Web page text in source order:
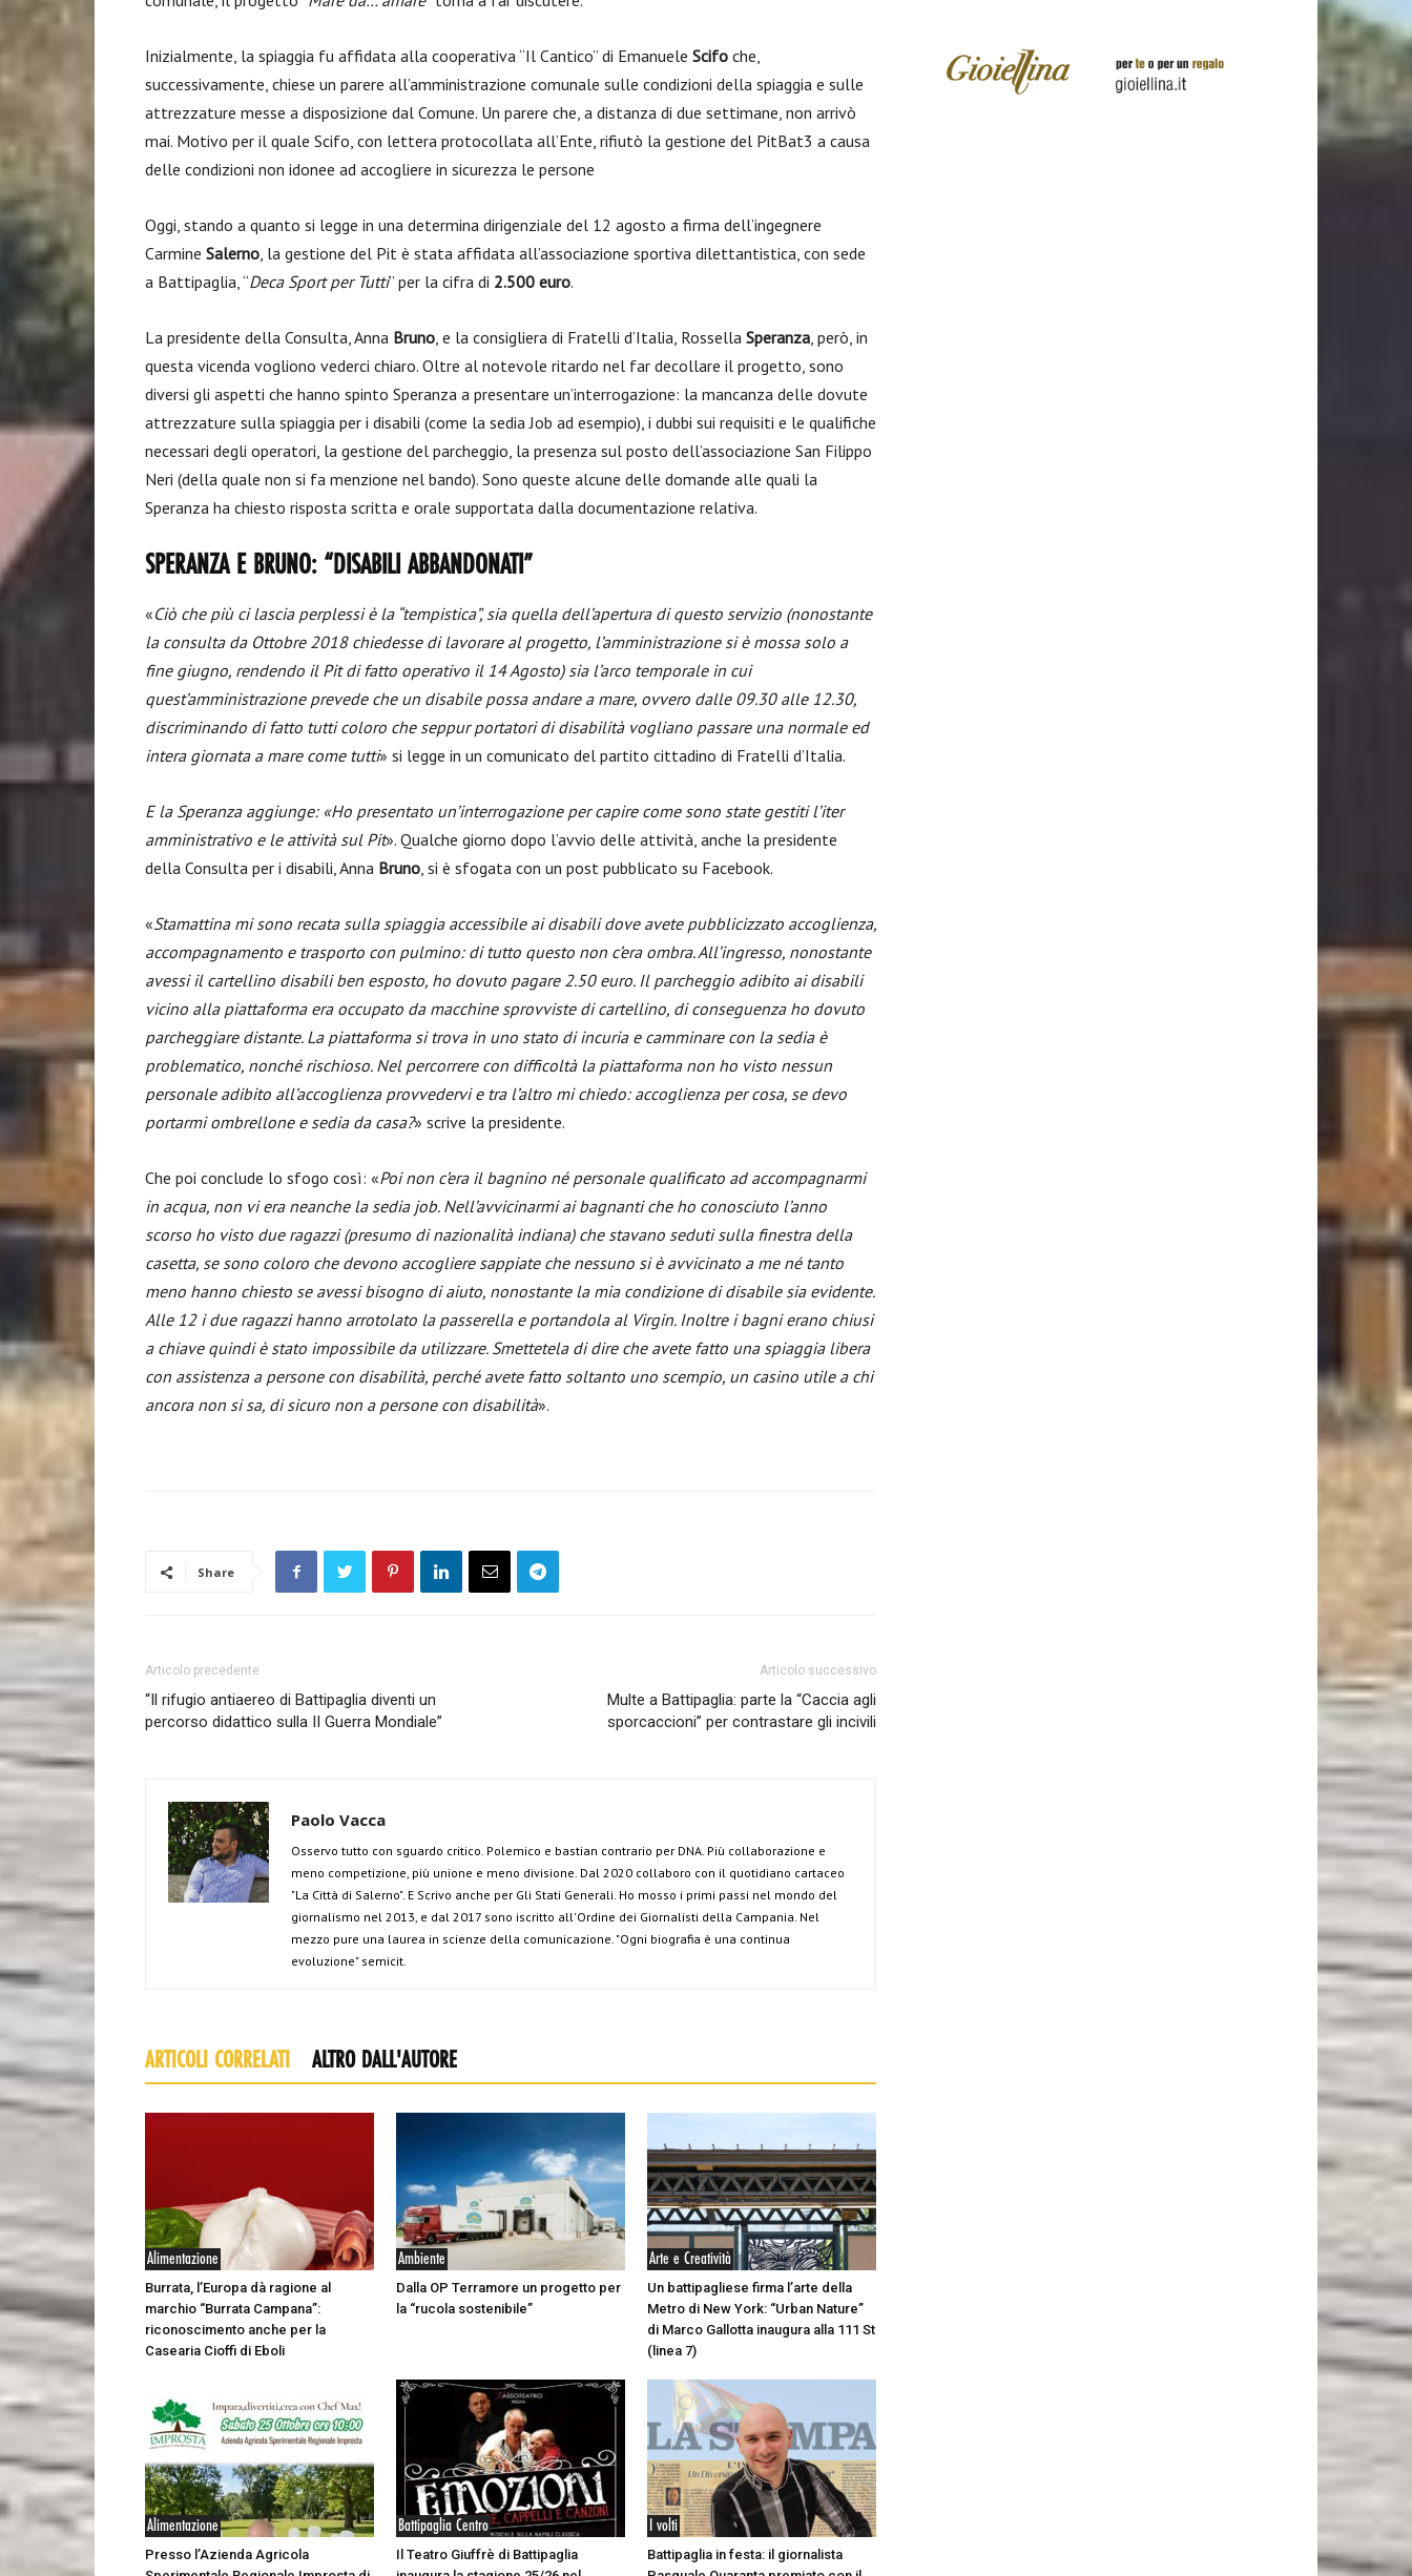
Inizialmente, la spiaggia fu affidata alla cooperativa “Il Cantico” di Emanuele Scifo che,
successivamente, chiese un parere all’amministrazione comunale sulle condizioni della spiaggia e sulle
attrezzature messe a disposizione dal Comune. Un parere che, a distanza di due settimane, non arrivò
mai. Motivo per il quale Scifo, con lettera protocollata all’Ente, rifiutò la gestione del PitBat3 a causa
delle condizioni non idonee ad accogliere in sicurezza le persone
Oggi, stando a quanto si legge in una determina dirigenziale del 12 agosto a firma dell’ingegnere
Carmine Salerno, la gestione del Pit è stata affidata all’associazione sportiva dilettantistica, con sede
a Battipaglia, “Deca Sport per Tutti” per la cifra di 2.500 euro.
La presidente della Consulta, Anna Bruno, e la consigliera di Fratelli d’Italia, Rossella Speranza, però, in
questa vicenda vogliono vederci chiaro. Oltre al notevole ritardo nel far decollare il progetto, sono
diversi gli aspetti che hanno spinto Speranza a presentare un’interrogazione: la mancanza delle dovute
attrezzature sulla spiaggia per i disabili (come la sedia Job ad esempio), i dubbi sui requisiti e le qualifiche
necessari degli operatori, la gestione del parcheggio, la presenza sul posto dell’associazione San Filippo
Neri (della quale non si fa menzione nel bando). Sono queste alcune delle domande alle quali la
Speranza ha chiesto risposta scritta e orale supportata dalla documentazione relativa.
SPERANZA E BRUNO: “DISABILI ABBANDONATI”
«Ciò che più ci lascia perplessi è la “tempistica”, sia quella dell’apertura di questo servizio (nonostante
la consulta da Ottobre 2018 chiedesse di lavorare al progetto, l’amministrazione si è mossa solo a
fine giugno, rendendo il Pit di fatto operativo il 14 Agosto) sia l’arco temporale in cui
quest’amministrazione prevede che un disabile possa andare a mare, ovvero dalle 09.30 alle 12.30,
discriminando di fatto tutti coloro che seppur portatori di disabilità vogliano passare una normale ed
intera giornata a mare come tutti» si legge in un comunicato del partito cittadino di Fratelli d’Italia.
E la Speranza aggiunge: «Ho presentato un’interrogazione per capire come sono state gestiti l’iter
amministrativo e le attività sul Pit». Qualche giorno dopo l’avvio delle attività, anche la presidente
della Consulta per i disabili, Anna Bruno, si è sfogata con un post pubblicato su Facebook.
«Stamattina mi sono recata sulla spiaggia accessibile ai disabili dove avete pubblicizzato accoglienza,
accompagnamento e trasporto con pulmino: di tutto questo non c’era ombra. All’ingresso, nonostante
avessi il cartellino disabili ben esposto, ho dovuto pagare 2.50 euro. Il parcheggio adibito ai disabili
vicino alla piattaforma era occupato da macchine sprovviste di cartellino, di conseguenza ho dovuto
parcheggiare distante. La piattaforma si trova in uno stato diincuria e camminare con la sedia è
problematico, nonché rischioso. Nel percorrere con difficoltà la piattaforma non ho visto nessun
personale adibito all’accoglienza provvedervi e tra l’altro mi chiedo: accoglienza per cosa, se devo
portarmi ombrellone e sedia da casa?» scrive la presidente.
Che poi conclude lo sfogo così: «Poi non c’era il bagnino né personale qualificato ad accompagnarmi
in acqua, non vi era neanche la sedia job. Nell’avvicinarmi ai bagnanti che ho conosciuto l’anno
scorso ho visto due ragazzi (presumo di nazionalità indiana) che stavano seduti sulla finestra della
casetta, se sono coloro che devono accogliere sappiate che nessuno si è avvicinato a me né tanto
meno hanno chiesto se avessi bisogno di aiuto, nonostante la mia condizione di disabile sia evidente.
Alle 12 i due ragazzi hanno arrotolato la passerella e portandola al Virgin. Inoltre i bagni erano chiusi
a chiave quindi è stato impossibile da utilizzare. Smettetela di dire che avete fatto una spiaggia libera
con assistenza a persone con disabilità, perché avete fatto soltanto uno scempio, un casino utile a chi
ancora non si sa, di sicuro non a persone con disabilità».
Share
Articolo precedente
“Il rifugio antiaereo di Battipaglia diventi un
percorso didattico sulla II Guerra Mondiale”
Articolo successivo
Multe a Battipaglia: parte la “Caccia agli
sporcaccioni” per contrastare gli incivili
Paolo Vacca
Osservo tutto con sguardo critico. Polemico e bastian contrario per DNA. Più collaborazione e
meno competizione, più unione e meno divisione. Dal 2020 collaboro con il quotidiano cartaceo
"La Città di Salerno". E Scrivo anche per Gli Stati Generali. Ho mosso i primi passi nel mondo del
giornalismo nel 2013, e dal 2017 sono iscritto all'Ordine dei Giornalisti della Campania. Nel
mezzo pure una laurea in scienze della comunicazione. "Ogni biografia è una continua
evoluzione" semicit.
ARTICOLI CORRELATI ALTRO DALL'AUTORE
Alimentazione
Burrata, l’Europa dà ragione al
marchio “Burrata Campana”:
riconoscimento anche per la
Casearia Cioffi di Eboli
Ambiente
Dalla OP Terramore un progetto per
la “rucola sostenibile”
Arte e Creatività
Un battipagliese firma l’arte della
Metro di New York: “Urban Nature”
di Marco Gallotta inaugura alla 111 St
(linea 7)
Alimentazione
Presso l’Azienda Agricola
Battipaglia Centro
Il Teatro Giuffrè di Battipaglia
I volti
Battipaglia in festa: il giornalista